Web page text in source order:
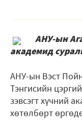
АНУ-ын
академид
АНУ-ын Вэст
Тэнгисийн
зэвсэгт хүчний
хөтөлбөрт